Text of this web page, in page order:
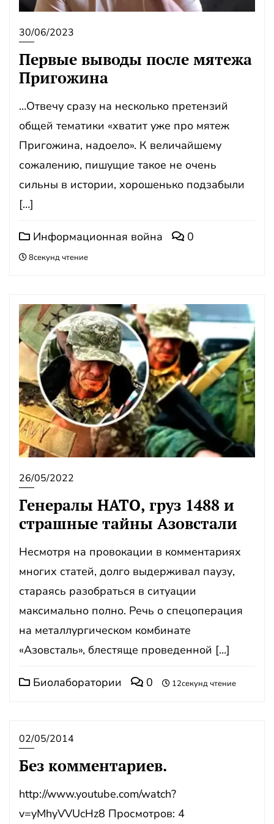
30/06/2023
Первые выводы после мятежа
Пригожина
…Отвечу сразу на несколько претензий
общей тематики «хватит уже про мятеж
Пригожина, надоело». К величайшему
сожалению, пишущие такое не очень
сильны в истории, хорошенько подзабыли
[…]
Информационная война 0
8секунд чтение
26/05/2022
Генералы НАТО, груз 1488 и
страшные тайны Азовстали
Несмотря на провокации в комментариях
многих статей, долго выдерживал паузу,
стараясь разобраться в ситуации
максимально полно. Речь о спецоперация
на металлургическом комбинате
«Азовсталь», блестяще проведенной […]
Биолаборатории 0 12секунд чтение
02/05/2014
Без комментариев.
http://www.youtube.com/watch?
v=yMhyVVUcHz8 Просмотров: 4